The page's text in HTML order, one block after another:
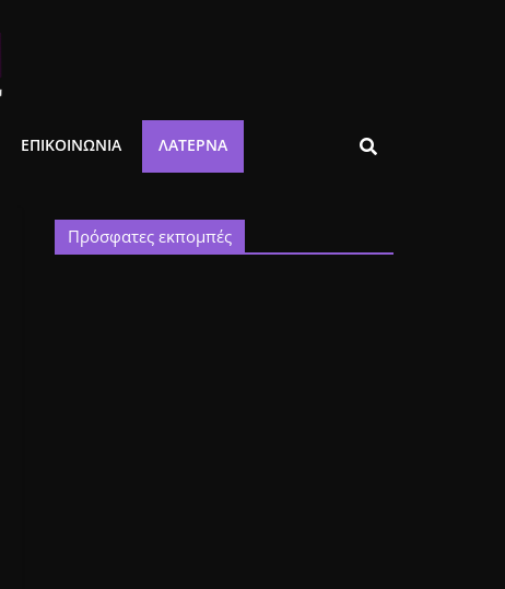
ΕΠΙΚΟΙΝΩΝΙΑ ΛΑΤΈΡΝΑ
Πρόσφατες εκπομπές